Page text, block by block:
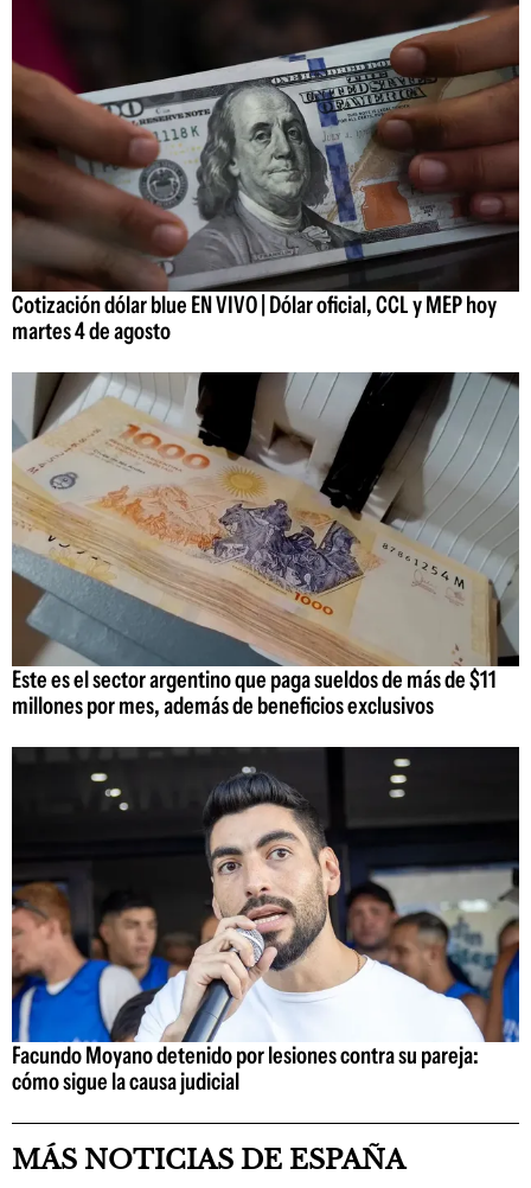
Cotización dólar blue EN VIVO | Dólar oficial, CCL y MEP hoy
martes 4 de agosto
Este es el sector argentino que paga sueldos de más de $11
millones por mes, además de beneficios exclusivos
Facundo Moyano detenido por lesiones contra su pareja:
cómo sigue la causa judicial
MÁS NOTICIAS DE ESPAÑA